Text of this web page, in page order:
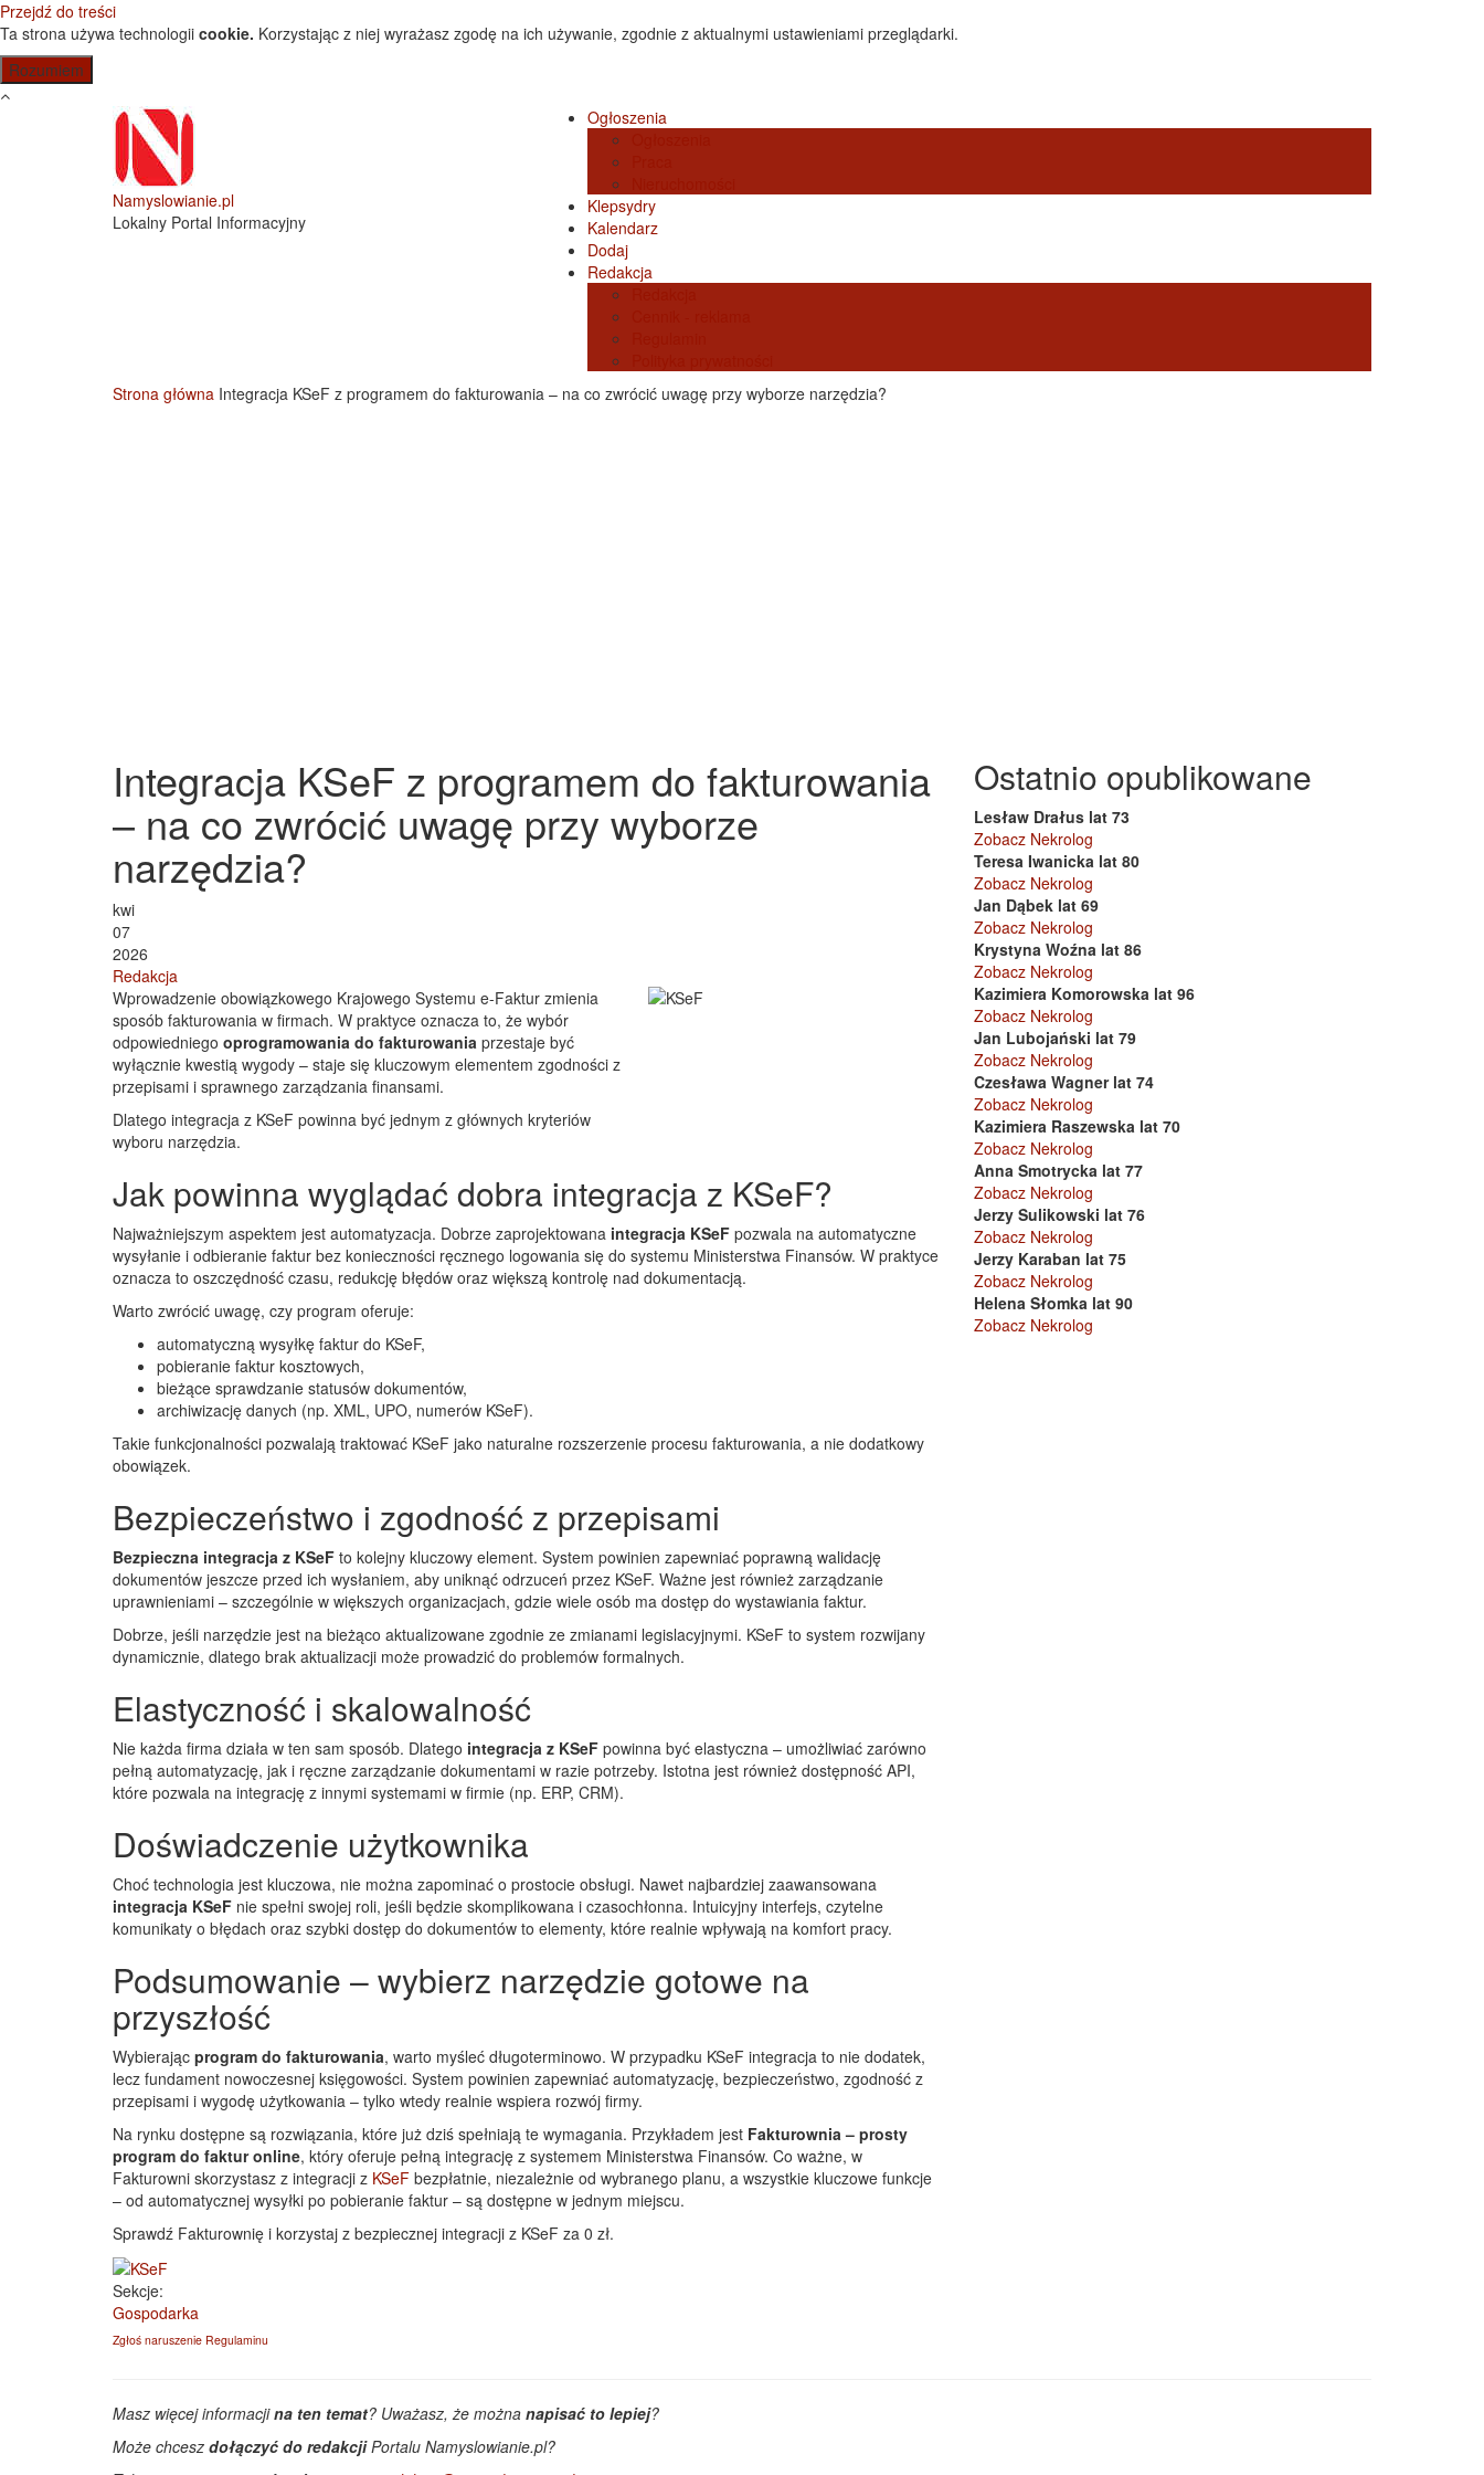
Przejdź do treści
Ta strona używa technologii cookie. Korzystając z niej wyrażasz zgodę na ich używanie, zgodnie z aktualnymi ustawieniami przeglądarki.
Namyslowianie.pl
Lokalny Portal Informacyjny
Ogłoszenia
Klepsydry
Kalendarz
Dodaj
Redakcja
Strona główna Integracja KSeF z programem do fakturowania – na co zwrócić uwagę przy wyborze narzędzia?
Integracja KSeF z programem do fakturowania
– na co zwrócić uwagę przy wyborze
narzędzia?
kwi
07
2026
Redakcja
Wprowadzenie obowiązkowego Krajowego Systemu e-Faktur zmienia
sposób fakturowania w firmach. W praktyce oznacza to, że wybór
odpowiedniego oprogramowania do fakturowania przestaje być
wyłącznie kwestią wygody – staje się kluczowym elementem zgodności z
przepisami i sprawnego zarządzania finansami.
Dlatego integracja z KSeF powinna być jednym z głównych kryteriów
wyboru narzędzia.
Jak powinna wyglądać dobra integracja z KSeF?
Najważniejszym aspektem jest automatyzacja. Dobrze zaprojektowana integracja KSeF pozwala na automatyczne
wysyłanie i odbieranie faktur bez konieczności ręcznego logowania się do systemu Ministerstwa Finansów. W praktyce
oznacza to oszczędność czasu, redukcję błędów oraz większą kontrolę nad dokumentacją.
Warto zwrócić uwagę, czy program oferuje:
automatyczną wysyłkę faktur do KSeF,
pobieranie faktur kosztowych,
bieżące sprawdzanie statusów dokumentów,
archiwizację danych (np. XML, UPO, numerów KSeF).
Takie funkcjonalności pozwalają traktować KSeF jako naturalne rozszerzenie procesu fakturowania, a nie dodatkowy
obowiązek.
Bezpieczeństwo i zgodność z przepisami
Bezpieczna integracja z KSeF to kolejny kluczowy element. System powinien zapewniać poprawną walidację
dokumentów jeszcze przed ich wysłaniem, aby uniknąć odrzuceń przez KSeF. Ważne jest również zarządzanie
uprawnieniami – szczególnie w większych organizacjach, gdzie wiele osób ma dostęp do wystawiania faktur.
Dobrze, jeśli narzędzie jest na bieżąco aktualizowane zgodnie ze zmianami legislacyjnymi. KSeF to system rozwijany
dynamicznie, dlatego brak aktualizacji może prowadzić do problemów formalnych.
Elastyczność i skalowalność
Nie każda firma działa w ten sam sposób. Dlatego integracja z KSeF powinna być elastyczna – umożliwiać zarówno
pełną automatyzację, jak i ręczne zarządzanie dokumentami w razie potrzeby. Istotna jest również dostępność API,
które pozwala na integrację z innymi systemami w firmie (np. ERP, CRM).
Doświadczenie użytkownika
Choć technologia jest kluczowa, nie można zapominać o prostocie obsługi. Nawet najbardziej zaawansowana
integracja KSeF nie spełni swojej roli, jeśli będzie skomplikowana i czasochłonna. Intuicyjny interfejs, czytelne
komunikaty o błędach oraz szybki dostęp do dokumentów to elementy, które realnie wpływają na komfort pracy.
Podsumowanie – wybierz narzędzie gotowe na
przyszłość
Wybierając program do fakturowania, warto myśleć długoterminowo. W przypadku KSeF integracja to nie dodatek,
lecz fundament nowoczesnej księgowości. System powinien zapewniać automatyzację, bezpieczeństwo, zgodność z
przepisami i wygodę użytkowania – tylko wtedy realnie wspiera rozwój firmy.
Na rynku dostępne są rozwiązania, które już dziś spełniają te wymagania. Przykładem jest Fakturownia – prosty
program do faktur online, który oferuje pełną integrację z systemem Ministerstwa Finansów. Co ważne, w
Fakturowni skorzystasz z integracji z KSeF bezpłatnie, niezależnie od wybranego planu, a wszystkie kluczowe funkcje
– od automatycznej wysyłki po pobieranie faktur – są dostępne w jednym miejscu.
Sprawdź Fakturownię i korzystaj z bezpiecznej integracji z KSeF za 0 zł.
Sekcje:
Gospodarka
Zgłoś naruszenie Regulaminu
Ostatnio opublikowane
Lesław Drałus lat 73
Zobacz Nekrolog
Teresa Iwanicka lat 80
Zobacz Nekrolog
Jan Dąbek lat 69
Zobacz Nekrolog
Krystyna Woźna lat 86
Zobacz Nekrolog
Kazimiera Komorowska lat 96
Zobacz Nekrolog
Jan Lubojański lat 79
Zobacz Nekrolog
Czesława Wagner lat 74
Zobacz Nekrolog
Kazimiera Raszewska lat 70
Zobacz Nekrolog
Anna Smotrycka lat 77
Zobacz Nekrolog
Jerzy Sulikowski lat 76
Zobacz Nekrolog
Jerzy Karaban lat 75
Zobacz Nekrolog
Helena Słomka lat 90
Zobacz Nekrolog
Masz więcej informacjina ten temat? Uważasz, że można napisać to lepiej?
Może chcesz dołączyć do redakcjiPortalu Namyslowianie.pl?